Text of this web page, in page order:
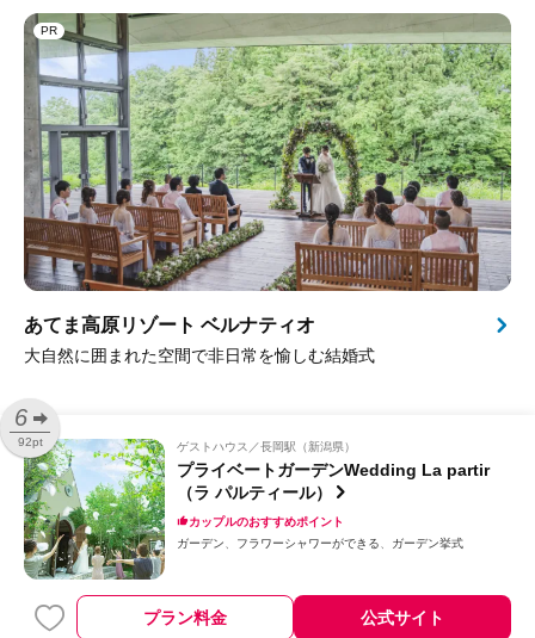
PR
あてま高原リゾート ベルナティオ
大自然に囲まれた空間で非日常を愉しむ結婚式
6
92pt ゲストハウス 長岡駅（新潟県）
プライベートガーデンWedding La partir
（ラ パルティール）
カップルのおすすめポイント
ガーデン
フラワーシャワーができる ガーデン挙式
プラン料金 公式サイト